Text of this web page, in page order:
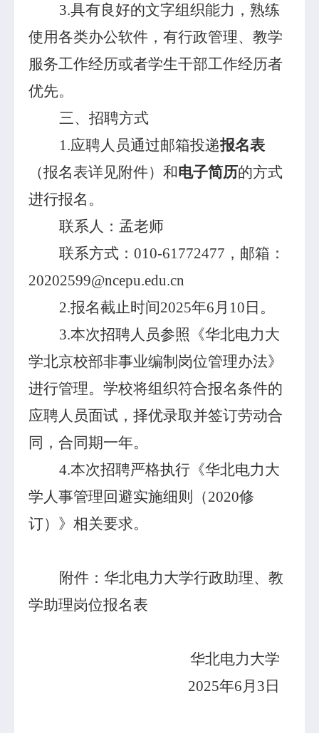
3.具有良好的文字组织能力，熟练
使用各类办公软件，有行政管理、教学
服务工作经历或者学生干部工作经历者
优先。
三、招聘方式
1.应聘人员通过邮箱投递报名表
（报名表详见附件）和电子简历的方式
进行报名。
联系人：孟老师
联系方式： 010-61772477 ，邮箱：
20202599@ncepu.edu.cn
2.报名截止时间2025年6 月 10 日。
3.本次招聘人员参照《华北电力大
学北京校部非事业编制岗位管理办法》
进行管理。学校将组织符合报名条件的
应聘人员面试，择优录取并签订劳动合
同，合同期一年。
4.本次招聘严格执行《华北电力大
学人事管理回避实施细则（2020修
订）》相关要求。
附件：华北电力大学行政助理、教
学助理岗位报名表
华北电力大学
2025年6 月 3 日